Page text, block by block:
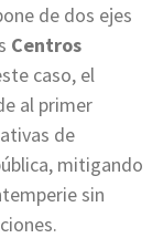
de dos ejes
Centros
caso, el
al primer
de
mitigando
sin